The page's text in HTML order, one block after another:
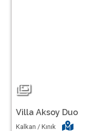
Villa Aksoy Duo
Kalkan / Kınık